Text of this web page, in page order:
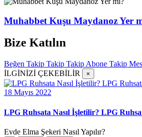
Muhabbet Kuşu Maydanoz Yer
Bize Katılın
Beğen Takip Takip Takip Abone Takip
İLGİNİZİ ÇEKEBİLİR
×
18 Mayıs 2022
LPG Ruhsata Nasıl İşletilir? LPG
Evde Elma Şekeri Nasıl Yapılır?